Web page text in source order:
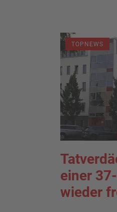
TOPNEWS
einer
wieder